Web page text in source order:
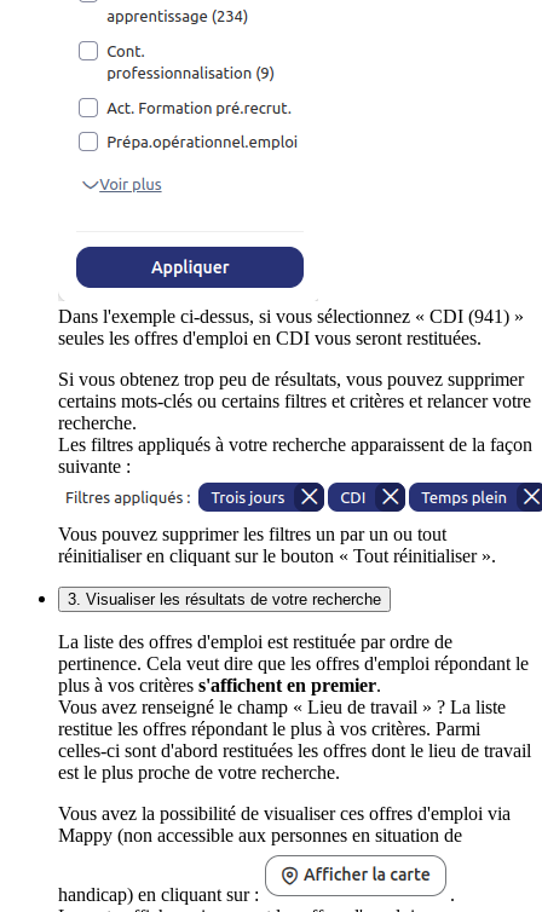
Dans l'exemple ci-dessus, si vous sélectionnez « CDI (941) »
seules les offres d'emploi en CDI vous seront restituées.
Si vous obtenez trop peu de résultats, vous pouvez supprimer
certains mots-clés ou certains filtres et critères et relancer votre
recherche.
Les filtres appliqués à votre recherche apparaissent de la façon
suivante :
Vous pouvez supprimer les filtres un par un ou tout
réinitialiser en cliquant sur le bouton « Tout réinitialiser ».
3. Visualiser les résultats de votre recherche
La liste des offres d'emploi est restituée par ordre de
pertinence. Cela veut dire que les offres d'emploi répondant le
plus à vos critères s'affichent en premier.
Vous avez renseigné le champ « Lieu de travail » ? La liste
restitue les offres répondant le plus à vos critères. Parmi
celles-ci sont d'abord restituées les offres dont le lieu de travail
est le plus proche de votre recherche.
Vous avez la possibilité de visualiser ces offres d'emploi via
Mappy (non accessible aux personnes en situation de
handicap) en cliquant sur :
.